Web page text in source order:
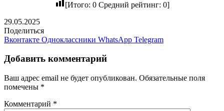
[Итого: 0Средний рейтинг: 0]
29.05.2025
Поделиться
Вконтакте Одноклассники WhatsApp Telegram
Добавить комментарий
Ваш адрес email не будет опубликован. Обязательные поля
помечены *
Комментарий *